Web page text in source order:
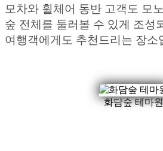
모차와 휠체어 동반 고객도 모
숲 전체를 둘러볼 수 있게 조성
여행객에게도 추천드리는 장소
화담숲 테마원